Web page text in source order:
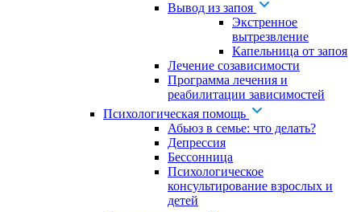
Вывод из запоя
Экстренное
вытрезвление
Капельница от запоя
Лечение созависимости
Программа лечения и
реабилитации зависимостей
Психологическая помощь
Абьюз в семье: что делать?
Депрессия
Бессонница
Психологическое
консультирование взрослых и
детей